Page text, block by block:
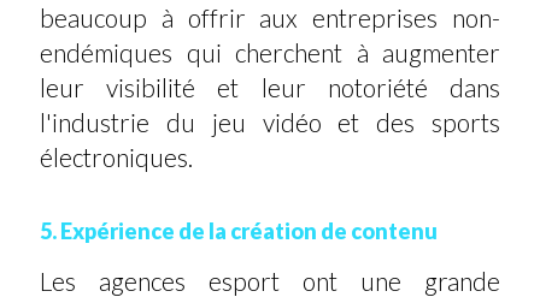
beaucoup à offrir aux entreprises non-
endémiques qui cherchent à augmenter
leur visibilité et leur notoriété dans
l'industrie du jeu vidéo et des sports
électroniques.
5. Expérience de la création de contenu
Les agences esport ont une grande